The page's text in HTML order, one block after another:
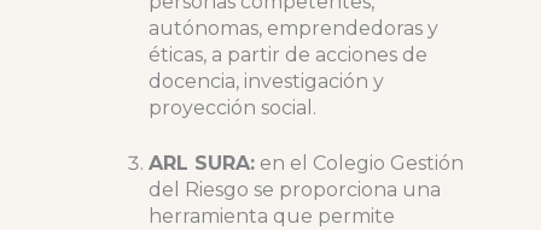
autónomas, emprendedoras y
éticas, a partir de acciones de
docencia, investigación y
proyección social.
ARL SURA:en el Colegio Gestión
del Riesgo se proporciona una
herramienta que permite